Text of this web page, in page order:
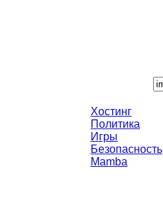
Хостинг
Политика
Игры
Безопасность
Mamba